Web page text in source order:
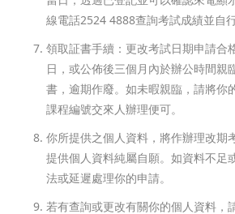
線電話2524 4888查詢考試成績並自
領取証書手續：更改考試日期申請合
日，或公佈後三個月內於辦公時間親
書，逾期作廢。如未暇親臨，請將你
課程編號交來人辦理便可。
你所提供之個人資料，將作辦理改期
提供個人資料純屬自願。如資料不足
法或延遲處理你的申請。
若有查詢或更改有關你的個人資料，